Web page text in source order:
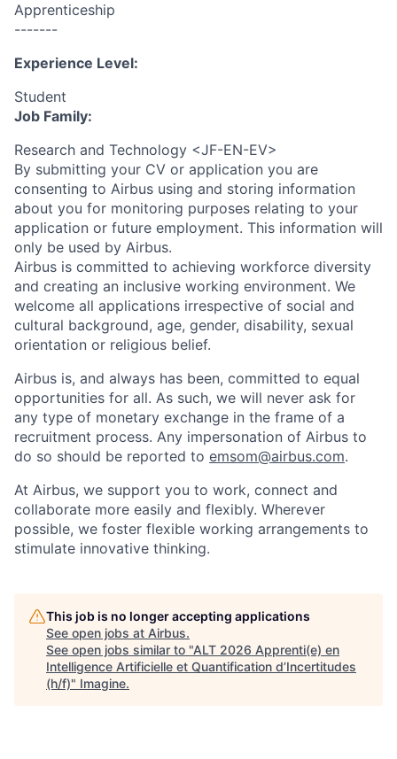
Apprenticeship
-------
Experience Level:
Student
Job Family:
Research and Technology <JF-EN-EV>
By submitting your CV or application you are
consenting to Airbus using and storing information
about you for monitoring purposes relating to your
application or future employment. This information will
only be used by Airbus.
Airbus is committed to achieving workforce diversity
and creating an inclusive working environment. We
welcome all applications irrespective of social and
cultural background, age, gender, disability, sexual
orientation or religious belief.
Airbus is, and always has been, committed to equal
opportunities for all. As such, we will never ask for
any type of monetary exchange in the frame of a
recruitment process. Any impersonation of Airbus to
do so should be reported to emsom@airbus.com.
At Airbus, we support you to work, connect and
collaborate more easily and flexibly. Wherever
possible, we foster flexible working arrangements to
stimulate innovative thinking.
This job is no longer accepting applications
See open jobs at Airbus.
See open jobs similar to "ALT 2026 Apprenti(e) en
Intelligence Artificielle et Quantification d’Incertitudes
(h/f)" Imagine.